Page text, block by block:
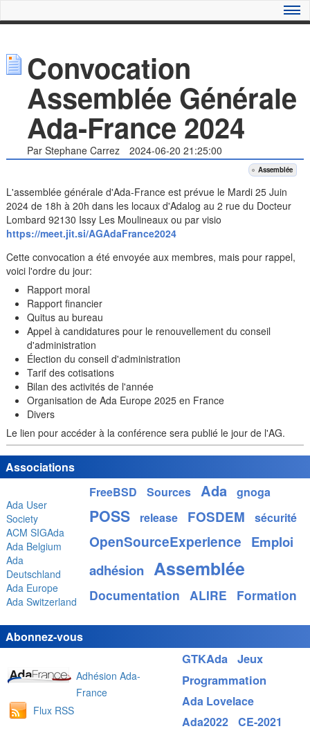
Convocation
Assemblée Générale
Ada-France 2024
Par Stephane Carrez 2024-06-20 21:25:00
Assemblée
L'assemblée générale d'Ada-France est prévue le Mardi 25 Juin
2024 de 18h à 20h dans les locaux d'Adalog au 2 rue du Docteur
Lombard 92130 Issy Les Moulineaux ou par visio
https://meet.jit.si/AGAdaFrance2024
Cette convocation a été envoyée aux membres, mais pour rappel,
voici l'ordre du jour:
Rapport moral
Rapport financier
Quitus au bureau
Appel à candidatures pour le renouvellement du conseil
d'administration
Élection du conseil d'administration
Tarif des cotisations
Bilan des activités de l'année
Organisation de Ada Europe 2025 en France
Divers
Le lien pour accéder à la conférence sera publié le jour de l'AG.
Associations
Ada User
Society
ACM SIGAda
Ada Belgium
Ada
Deutschland
Ada Europe
Ada Switzerland
Abonnez-vous
Adhésion Ada-
France
Flux RSS
FreeBSD Sources Ada gnoga
POSS release FOSDEM sécurité
OpenSourceExperience Emploi
adhésion Assemblée
Documentation ALIRE Formation
GTKAda Jeux
Programmation
Ada Lovelace
Ada2022
CE-2021